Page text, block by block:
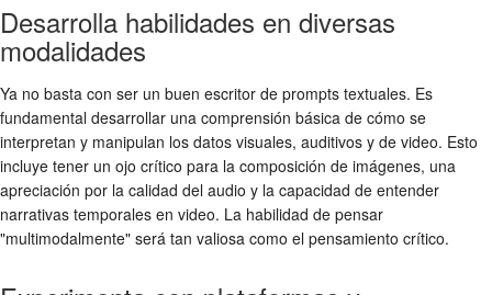
Desarrolla habilidades en diversas
modalidades
Ya no basta con ser un buen escritor de prompts textuales. Es
fundamental desarrollar una comprensión básica de cómo se
interpretan y manipulan los datos visuales, auditivos y de video. Esto
incluye tener un ojo crítico para la composición de imágenes, una
apreciación por la calidad del audio y la capacidad de entender
narrativas temporales en video. La habilidad de pensar
"multimodalmente" será tan valiosa como el pensamiento crítico.